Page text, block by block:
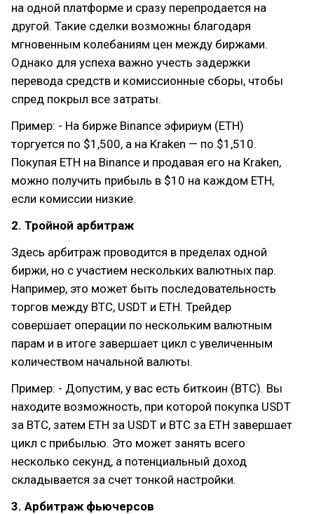
на одной платформе и сразу перепродается на
другой. Такие сделки возможны благодаря
мгновенным колебаниям цен между биржами.
Однако для успеха важно учесть задержки
перевода средств и комиссионные сборы, чтобы
спред покрыл все затраты.
Пример: - На бирже Binance эфириум (ETH)
торгуется по $1,500, а на Kraken — по $1,510.
Покупая ETH на Binance и продавая его на Kraken,
можно получить прибыль в $10 на каждом ETH,
если комиссии низкие.
2. Тройной арбитраж
Здесь арбитраж проводится в пределах одной
биржи, но с участием нескольких валютных пар.
Например, это может быть последовательность
торгов между BTC, USDT и ETH. Трейдер
совершает операции по нескольким валютным
парам и в итоге завершает цикл с увеличенным
количеством начальной валюты.
Пример: - Допустим, у вас есть биткоин (BTC). Вы
находите возможность, при которой покупка USDT
за BTC, затем ETH за USDT и BTC за ETH завершает
цикл с прибылью. Это может занять всего
несколько секунд, а потенциальный доход
складывается за счет тонкой настройки.
3. Арбитраж фьючерсов